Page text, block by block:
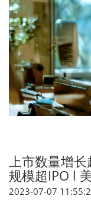
上市数量增长
规模超IPO l
2023-07-07